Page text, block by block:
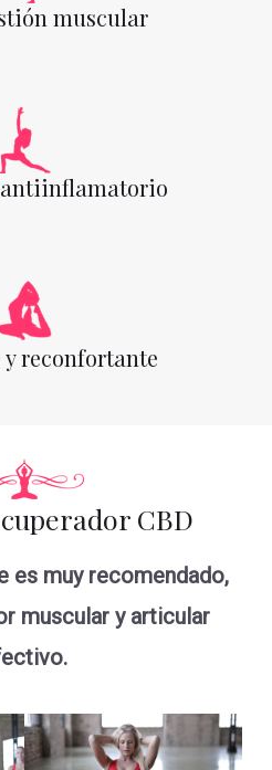
muscular
reconfortante
CBD
es muy recomendado,
muscular y articular